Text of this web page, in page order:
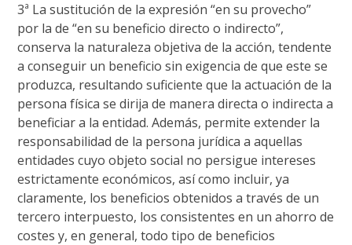
3ª La sustitución de la expresión “en su provecho”
por la de “en su beneficio directo o indirecto”,
conserva la naturaleza objetiva de la acción, tendente
a conseguir un beneficio sin exigencia de que este se
produzca, resultando suficiente que la actuación de la
persona física se dirija de manera directa o indirecta a
beneficiar a la entidad. Además, permite extender la
responsabilidad de la persona jurídica a aquellas
entidades cuyo objeto social no persigue intereses
estrictamente económicos, así como incluir, ya
claramente, los beneficios obtenidos a través de un
tercero interpuesto, los consistentes en un ahorro de
costes y, en general, todo tipo de beneficios